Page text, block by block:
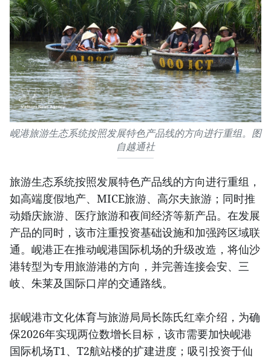
岘港旅游生态系统按照发展特色产品线的方向进行重组。图
自越通社
旅游生态系统按照发展特色产品线的方向进行重组，
如高端度假地产、MICE旅游、高尔夫旅游；同时推
动婚庆旅游、医疗旅游和夜间经济等新产品。在发展
产品的同时，该市注重投资基础设施和加强跨区域联
通。岘港正在推动岘港国际机场的升级改造，将仙沙
港转型为专用旅游港的方向，并完善连接会安、三
岐、朱莱及国际口岸的交通路线。
据岘港市文化体育与旅游局局长陈氏红幸介绍，为确
保2026年实现两位数增长目标，该市需要加快岘港
国际机场T1、T2航站楼的扩建进度；吸引投资于仙